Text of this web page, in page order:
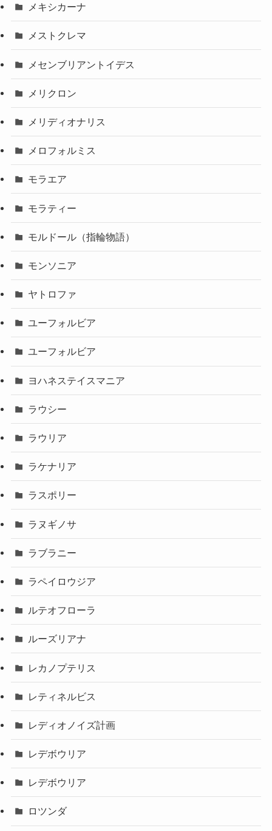
メキシカーナ
メストクレマ
メセンブリアントイデス
メリクロン
メリディオナリス
メロフォルミス
モラエア
モラティー
モルドール（指輪物語）
モンソニア
ヤトロファ
ユーフォルビア
ユーフォルビア
ヨハネステイスマニア
ラウシー
ラウリア
ラケナリア
ラスポリー
ラヌギノサ
ラブラニー
ラペイロウジア
ルテオフローラ
ルーズリアナ
レカノプテリス
レティネルビス
レディオノイズ計画
レデボウリア
レデボウリア
ロツンダ